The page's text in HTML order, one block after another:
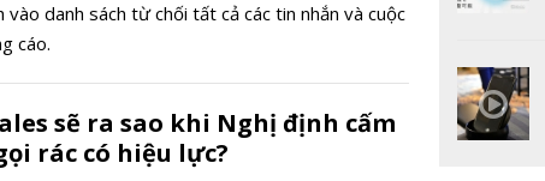
vào danh sách từ chối tất cả các tin nhắn và cuộc
cáo.
sẽ ra sao khi Nghị định cấm
rác có hiệu lực?